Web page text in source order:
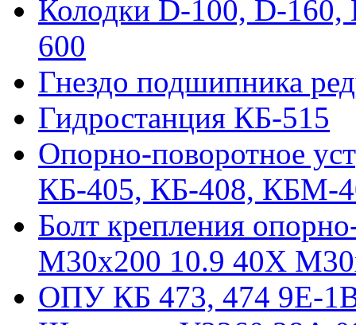
Колодки D-100, D-
600
Гнездо подшипника
Гидростанция КБ-515
Опорно-поворотное
КБ-405, КБ-408, КБМ-
Болт крепления
М30х200 10.9 40Х
ОПУ КБ 473, 474 9E-